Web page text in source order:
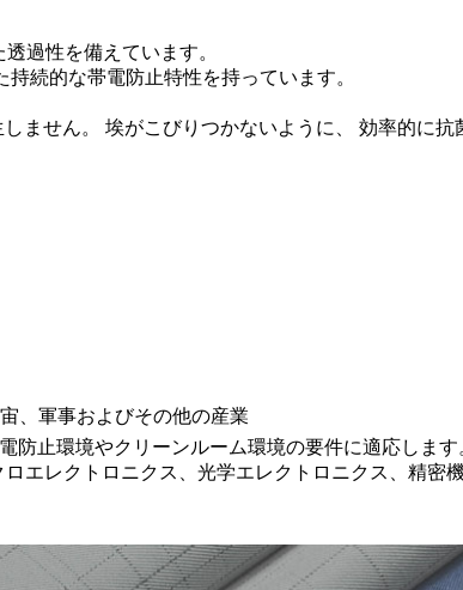
過性を備えています。
続的な帯電防止特性を持っています。
ません。
埃がこびりつかないように、 効率的に抗
、軍事およびその他の産業
防止環境やクリーンルーム環境の要件に適応しま
エレクトロニクス、光学エレクトロニクス、精密